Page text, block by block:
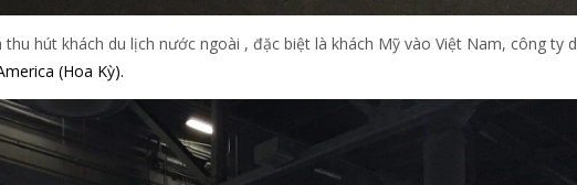
hút khách du lịch nước ngoài , đặc biệt là khách Mỹ vào Việt Nam, công ty
(Hoa Kỳ).